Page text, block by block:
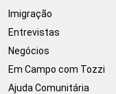
Imigração
Entrevistas
Negócios
Em Campo com Tozzi
Ajuda Comunitária